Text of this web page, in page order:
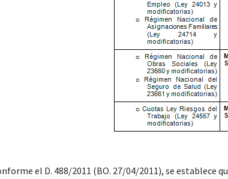
el D. 488/2011 (BO. 27/04/2011), se